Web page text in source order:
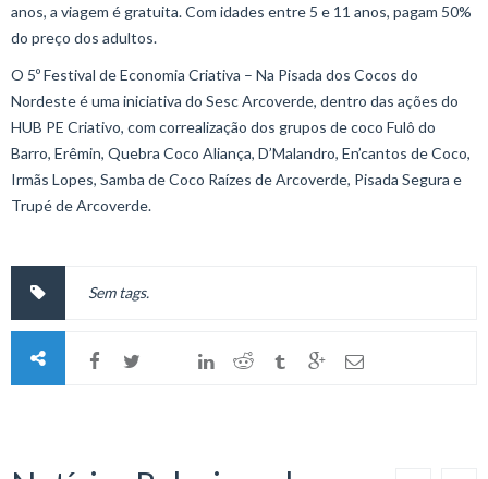
anos, a viagem é gratuita. Com idades entre 5 e 11 anos, pagam 50%
do preço dos adultos.
O 5º Festival de Economia Criativa – Na Pisada dos Cocos do
Nordeste é uma iniciativa do Sesc Arcoverde, dentro das ações do
HUB PE Criativo, com correalização dos grupos de coco Fulô do
Barro, Erêmin, Quebra Coco Aliança, D’Malandro, En’cantos de Coco,
Irmãs Lopes, Samba de Coco Raízes de Arcoverde, Pisada Segura e
Trupé de Arcoverde.
Sem tags.